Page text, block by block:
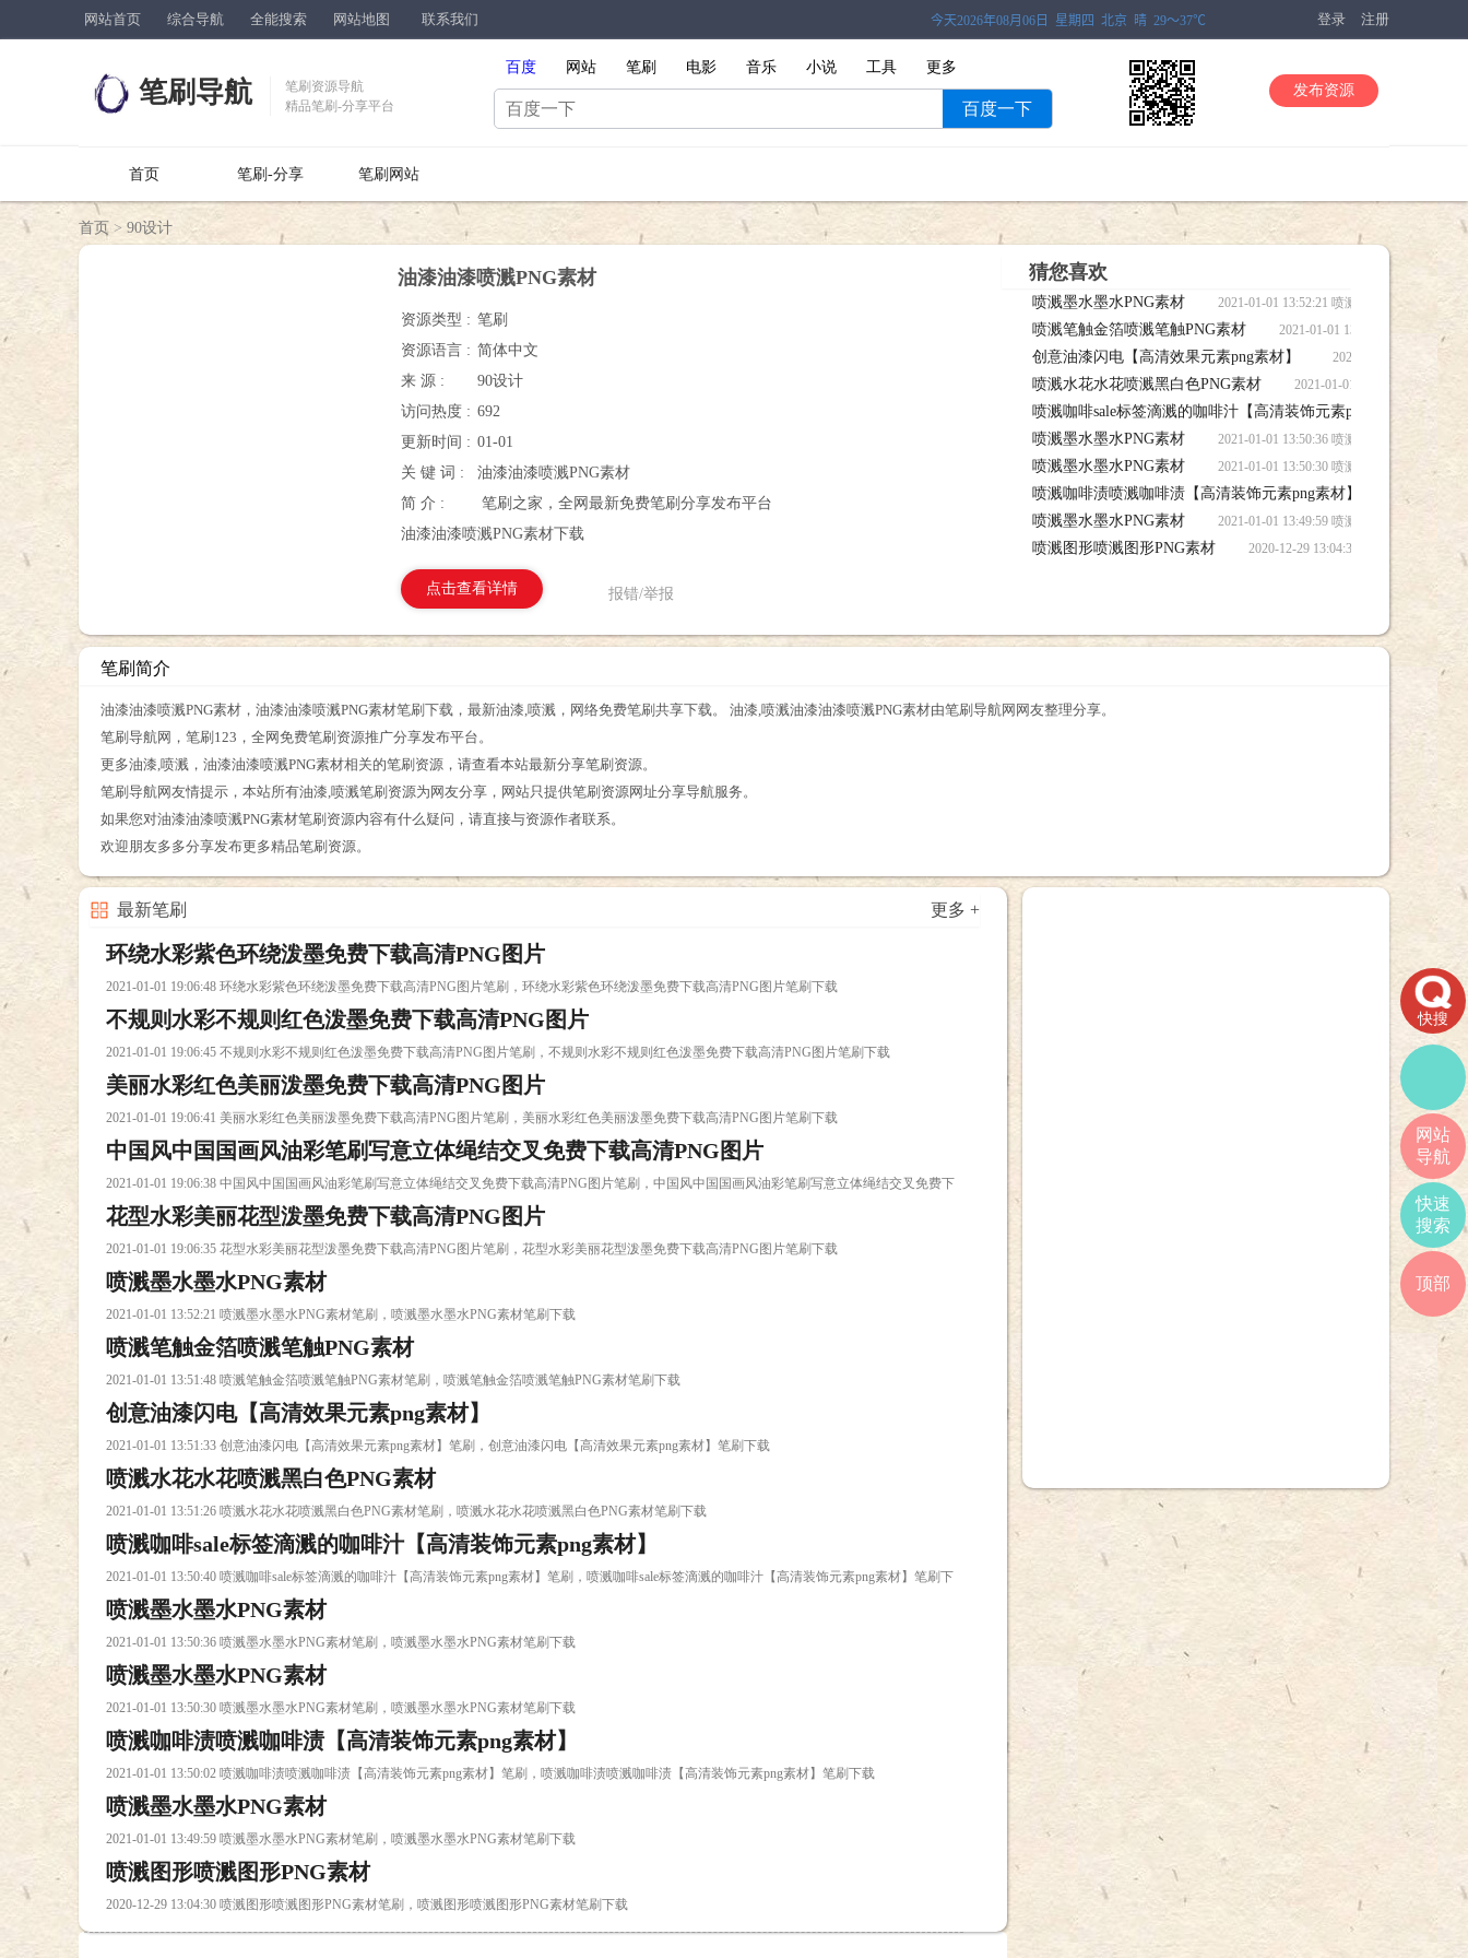
网站首页 综合导航 全能搜索 网站地图 联系我们 登录 注册
笔刷导航
笔刷资源导航
精品笔刷-分享平台
百度 网站 笔刷 电影 音乐 小说 工具 更多
百度一下
发布资源
首页 笔刷-分享 笔刷网站
首页 > 90设计
油漆油漆喷溅PNG素材
资源类型 : 笔刷
资源语言 : 简体中文
来 源 :
90设计
访问热度 : 692
更新时间 : 01-01
关 键 词 :
油漆油漆喷溅PNG素材
简 介 :
笔刷之家，全网最新免费笔刷分享发布平台
油漆油漆喷溅PNG素材下载
点击查看详情 报错/举报
猜您喜欢
喷溅墨水墨水PNG素材 2021-01-01 13:52:21 喷溅墨水墨水PNG素
喷溅笔触金箔喷溅笔触PNG素材 2021-01-01 13:51:48 喷溅笔触
创意油漆闪电【高清效果元素png素材】 2021-01-01 13:51:33
png素材】笔刷下载
喷溅水花水花喷溅黑白色PNG素材 2021-01-01 13:51:26 喷溅水
喷溅咖啡sale标签滴溅的咖啡汁【高清装饰元素png素材】
笔刷，喷溅咖啡sale标签滴溅的咖啡汁【高清装饰元素png素材】笔刷下载
喷溅墨水墨水PNG素材 2021-01-01 13:50:36 喷溅墨水墨水PNG素
喷溅墨水墨水PNG素材 2021-01-01 13:50:30 喷溅墨水墨水PNG素
喷溅咖啡渍喷溅咖啡渍【高清装饰元素png素材】
喷溅咖啡渍【高清装饰元素png素材】笔刷下载
喷溅墨水墨水PNG素材 2021-01-01 13:49:59 喷溅墨水墨水PNG素
喷溅图形喷溅图形PNG素材 2020-12-29 13:04:30 喷溅图形喷溅图
笔刷简介
油漆油漆喷溅PNG素材，油漆油漆喷溅PNG素材笔刷下载，最新油漆,喷溅，网络免费笔刷共享下载。 油漆,喷溅油漆油漆喷溅PNG素材由笔刷导航网网友整理分享。
笔刷导航网，笔刷123，全网免费笔刷资源推广分享发布平台。
更多油漆,喷溅，油漆油漆喷溅PNG素材相关的笔刷资源，请查看本站最新分享笔刷资源。
笔刷导航网友情提示，本站所有油漆,喷溅笔刷资源为网友分享，网站只提供笔刷资源网址分享导航服务。
如果您对油漆油漆喷溅PNG素材笔刷资源内容有什么疑问，请直接与资源作者联系。
欢迎朋友多多分享发布更多精品笔刷资源。
最新笔刷 更多 +
环绕水彩紫色环绕泼墨免费下载高清PNG图片
2021-01-01 19:06:48 环绕水彩紫色环绕泼墨免费下载高清PNG图片笔刷，环绕水彩紫色环绕泼墨免费下载高清PNG图片笔刷下载
不规则水彩不规则红色泼墨免费下载高清PNG图片
2021-01-01 19:06:45 不规则水彩不规则红色泼墨免费下载高清PNG图片笔刷，不规则水彩不规则红色泼墨免费下载高清PNG图片笔刷下载
美丽水彩红色美丽泼墨免费下载高清PNG图片
2021-01-01 19:06:41 美丽水彩红色美丽泼墨免费下载高清PNG图片笔刷，美丽水彩红色美丽泼墨免费下载高清PNG图片笔刷下载
中国风中国国画风油彩笔刷写意立体绳结交叉免费下载高清PNG图片
2021-01-01 19:06:38 中国风中国国画风油彩笔刷写意立体绳结交叉免费下载高清PNG图片笔刷，中国风中国国画风油彩笔刷写意立体绳结交叉免费下
载高清PNG图片笔刷下载
花型水彩美丽花型泼墨免费下载高清PNG图片
2021-01-01 19:06:35 花型水彩美丽花型泼墨免费下载高清PNG图片笔刷，花型水彩美丽花型泼墨免费下载高清PNG图片笔刷下载
喷溅墨水墨水PNG素材
2021-01-01 13:52:21 喷溅墨水墨水PNG素材笔刷，喷溅墨水墨水PNG素材笔刷下载
喷溅笔触金箔喷溅笔触PNG素材
2021-01-01 13:51:48 喷溅笔触金箔喷溅笔触PNG素材笔刷，喷溅笔触金箔喷溅笔触PNG素材笔刷下载
创意油漆闪电【高清效果元素png素材】
2021-01-01 13:51:33 创意油漆闪电【高清效果元素png素材】笔刷，创意油漆闪电【高清效果元素png素材】笔刷下载
喷溅水花水花喷溅黑白色PNG素材
2021-01-01 13:51:26 喷溅水花水花喷溅黑白色PNG素材笔刷，喷溅水花水花喷溅黑白色PNG素材笔刷下载
喷溅咖啡sale标签滴溅的咖啡汁【高清装饰元素png素材】
2021-01-01 13:50:40 喷溅咖啡sale标签滴溅的咖啡汁【高清装饰元素png素材】笔刷，喷溅咖啡sale标签滴溅的咖啡汁【高清装饰元素png素材】笔刷下
载
喷溅墨水墨水PNG素材
2021-01-01 13:50:36 喷溅墨水墨水PNG素材笔刷，喷溅墨水墨水PNG素材笔刷下载
喷溅墨水墨水PNG素材
2021-01-01 13:50:30 喷溅墨水墨水PNG素材笔刷，喷溅墨水墨水PNG素材笔刷下载
喷溅咖啡渍喷溅咖啡渍【高清装饰元素png素材】
2021-01-01 13:50:02 喷溅咖啡渍喷溅咖啡渍【高清装饰元素png素材】笔刷，喷溅咖啡渍喷溅咖啡渍【高清装饰元素png素材】笔刷下载
喷溅墨水墨水PNG素材
2021-01-01 13:49:59 喷溅墨水墨水PNG素材笔刷，喷溅墨水墨水PNG素材笔刷下载
喷溅图形喷溅图形PNG素材
2020-12-29 13:04:30 喷溅图形喷溅图形PNG素材笔刷，喷溅图形喷溅图形PNG素材笔刷下载
快搜
网站
导航
快速
搜索
顶部